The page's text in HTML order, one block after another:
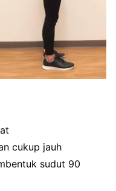
cukup jauh
sudut 90